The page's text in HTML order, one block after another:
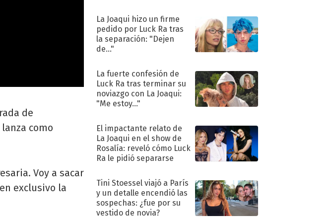
de
lanza como
Voy a sacar
exclusivo la
La Joaqui hizo un firme
pedido por Luck Ra tras
la separación: "Dejen
de..."
La fuerte confesión de
Luck Ra tras terminar su
noviazgo con La Joaqui:
"Me estoy..."
El impactante relato de
La Joaqui en el show de
Rosalía: reveló cómo Luck
Ra le pidió separarse
Tini Stoessel viajó a París
y un detalle encendió las
sospechas: ¿fue por su
vestido de novia?